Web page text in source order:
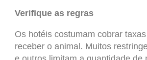
Verifique as regras
Os hotéis costumam cobrar
receber o animal. Muitos